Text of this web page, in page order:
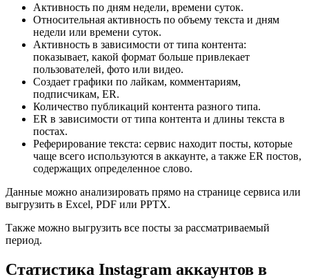
Активность по дням недели, времени суток.
Относительная активность по объему текста и дням
недели или времени суток.
Активность в зависимости от типа контента:
показывает, какой формат больше привлекает
пользователей, фото или видео.
Создает графики по лайкам, комментариям,
подписчикам, ER.
Количество публикаций контента разного типа.
ER в зависимости от типа контента и длины текста в
постах.
Реферирование текста: сервис находит посты, которые
чаще всего используются в аккаунте, а также ER постов,
содержащих определенное слово.
Данные можно анализировать прямо на странице сервиса или
выгрузить в Excel, PDF или PPTX.
Также можно выгрузить все посты за рассматриваемый
период.
Статистика Instagram аккаунтов в